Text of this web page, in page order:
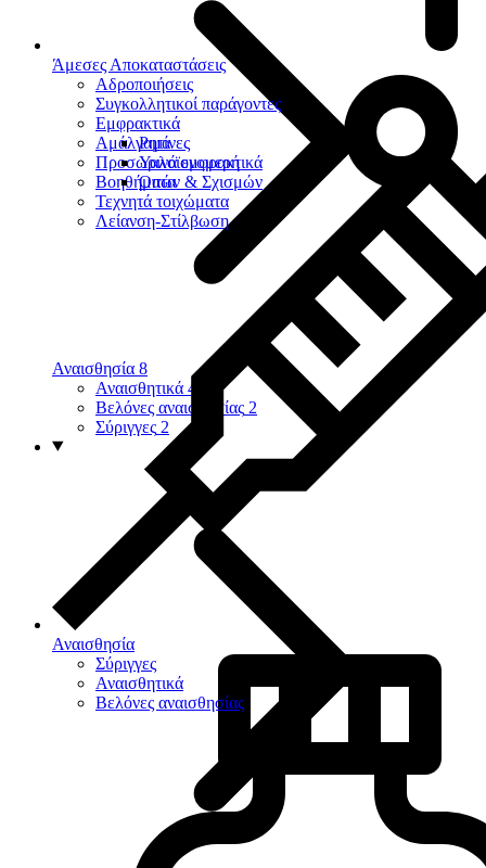
Άμεσες Αποκαταστάσεις
Αδροποιήσεις
Συγκολλητικοί παράγοντες
Εμφρακτικά
Ρητίνες
Υαλοϊονομερή
Οπών & Σχισμών
Αμάλγαμα
Προσωρινά εμφρακτικά
Βοηθήματα
Τεχνητά τοιχώματα
Λείανση-Στίλβωση
Αναισθησία
Σύριγγες
Αναισθητικά
Βελόνες αναισθησίας
Αναισθησία 8
Αναισθητικά 4
Βελόνες αναισθησίας 2
Σύριγγες 2